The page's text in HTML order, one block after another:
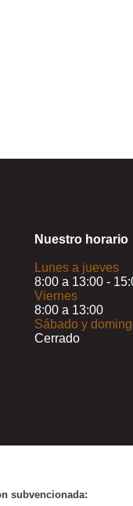
Nuestro horario
Lunes a jueves
8:00 a 13:00 -
Viernes
8:00 a 13:00
Sábado y
Cerrado
subvencionada: